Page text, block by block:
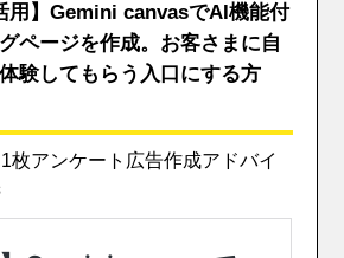
】Gemini canvasでAI機能付
ページを作成。お客さまに自
験してもらう入口にする方
枚アンケート広告作成アドバイ